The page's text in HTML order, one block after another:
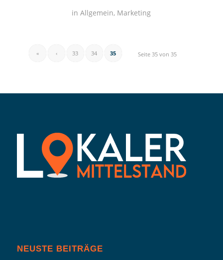
inAllgemein, Marketing
Seite 35 von 35
« ‹ 33 34 35
NEUSTE BEITRÄGE